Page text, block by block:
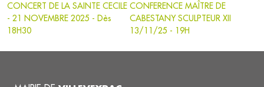
CONCERT DE LA SAINTE CECILE
- 21 NOVEMBRE 2025 - Dès
18H30
CONFERENCE MAÎTRE DE
CABESTANY SCULPTEUR XII
13/11/25 - 19H